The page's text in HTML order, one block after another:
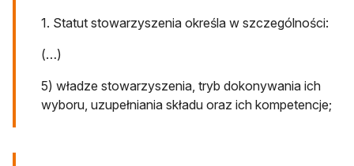
1. Statut stowarzyszenia określa w szczególności:
(…)
5) władze stowarzyszenia, tryb dokonywania ich
wyboru, uzupełniania składu oraz ich kompetencje;